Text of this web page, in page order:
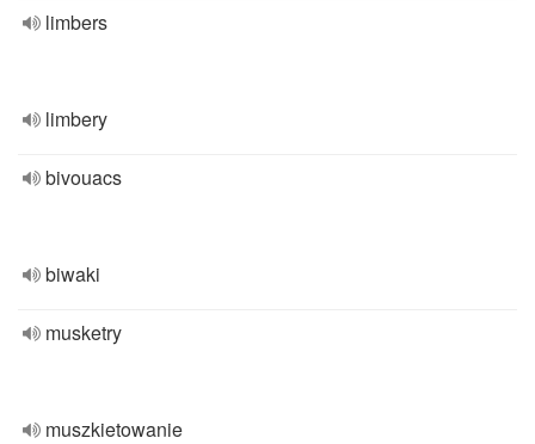
limbers
limbery
bivouacs
biwaki
musketry
muszkietowanie